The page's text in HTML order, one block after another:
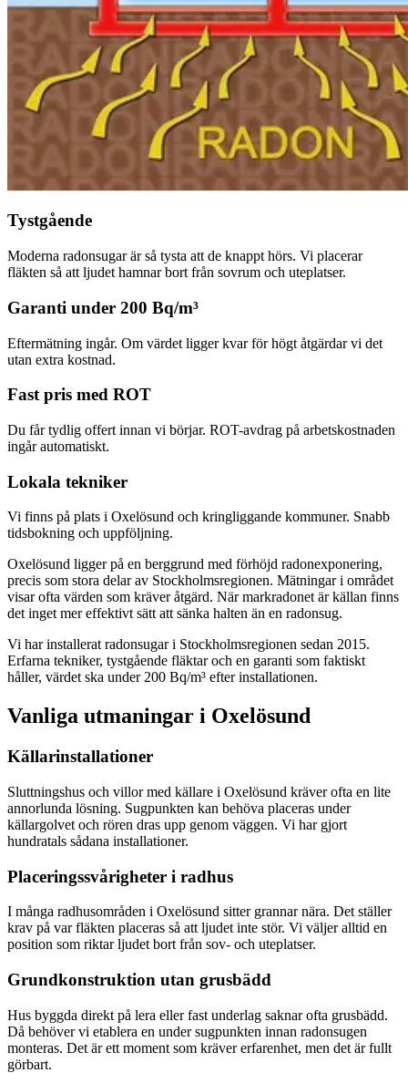
Tystgående
Moderna radonsugar är så tysta att de knappt hörs. Vi placerar
fläkten så att ljudet hamnar bort från sovrum och uteplatser.
Garanti under 200 Bq/m³
Eftermätning ingår. Om värdet ligger kvar för högt åtgärdar vi det
utan extra kostnad.
Fast pris med ROT
Du får tydlig offert innan vi börjar. ROT-avdrag på arbetskostnaden
ingår automatiskt.
Lokala tekniker
Vi finns på plats i Oxelösund och kringliggande kommuner. Snabb
tidsbokning och uppföljning.
Oxelösund ligger på en berggrund med förhöjd radonexponering,
precis som stora delar av Stockholmsregionen. Mätningar i området
visar ofta värden som kräver åtgärd. När markradonet är källan finns
det inget mer effektivt sätt att sänka halten än en radonsug.
Vi har installerat radonsugar i Stockholmsregionen sedan 2015.
Erfarna tekniker, tystgående fläktar och en garanti som faktiskt
håller, värdet ska under 200 Bq/m³ efter installationen.
Vanliga utmaningar i Oxelösund
Källarinstallationer
Sluttningshus och villor med källare i Oxelösund kräver ofta en lite
annorlunda lösning. Sugpunkten kan behöva placeras under
källargolvet och rören dras upp genom väggen. Vi har gjort
hundratals sådana installationer.
Placeringssvårigheter i radhus
I många radhusområden i Oxelösund sitter grannar nära. Det ställer
krav på var fläkten placeras så att ljudet inte stör. Vi väljer alltid en
position som riktar ljudet bort från sov- och uteplatser.
Grundkonstruktion utan grusbädd
Hus byggda direkt på lera eller fast underlag saknar ofta grusbädd.
Då behöver vi etablera en under sugpunkten innan radonsugen
monteras. Det är ett moment som kräver erfarenhet, men det är fullt
görbart.